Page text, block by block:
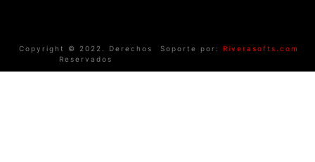
Copyright © 2022. Derechos
Reservados
Soporte por: Riverasofts.com